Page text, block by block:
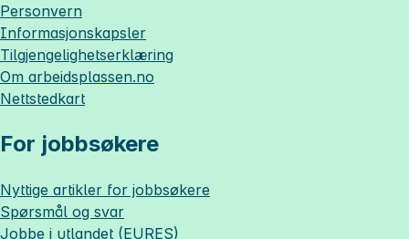
Personvern
Informasjonskapsler
Tilgjengelighetserklæring
Om arbeidsplassen.no
Nettstedkart
For jobbsøkere
Nyttige artikler for jobbsøkere
Spørsmål og svar
Jobbe i utlandet (EURES)